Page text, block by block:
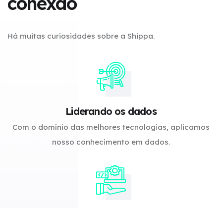
Há muitas curiosidades sobre a Shippa.
Liderando os dados
Com o domínio das melhores tecnologias, aplicamos
nosso conhecimento em dados.